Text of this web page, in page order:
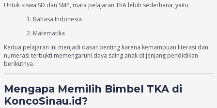
Untuk siswa SD dan SMP, mata pelajaran TKA lebih sederhana, yaitu:
Bahasa Indonesia
Matematika
Kedua pelajaran ini menjadi dasar penting karena kemampuan literasi dan
numerasi terbukti memengaruhi daya saing anak di jenjang pendidikan
berikutnya.
Mengapa Memilih Bimbel TKA di
KoncoSinau.id?